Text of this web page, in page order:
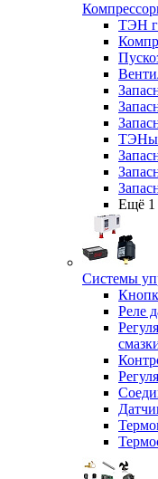
ТЭН
ТЭНы
Ещё 1
Системы
Реле